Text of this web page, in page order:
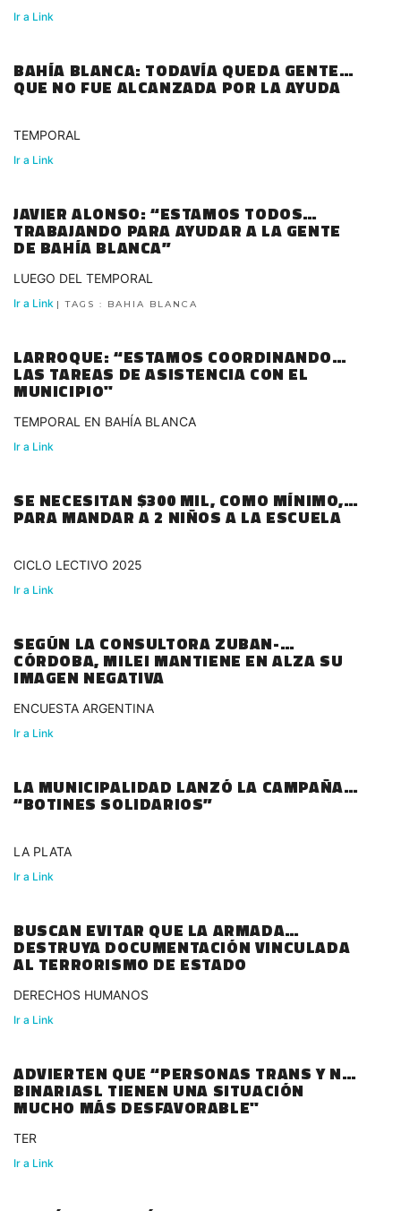
Ir a Link
BAHÍA BLANCA: TODAVÍA QUEDA GENTE
QUE NO FUE ALCANZADA POR LA AYUDA
TEMPORAL
Ir a Link
JAVIER ALONSO: “ESTAMOS TODOS
TRABAJANDO PARA AYUDAR A LA GENTE
DE BAHÍA BLANCA”
LUEGO DEL TEMPORAL
Ir a Link | TAGS : BAHIA BLANCA
LARROQUE: “ESTAMOS COORDINANDO
LAS TAREAS DE ASISTENCIA CON EL
MUNICIPIO"
TEMPORAL EN BAHÍA BLANCA
Ir a Link
SE NECESITAN $300 MIL, COMO MÍNIMO,
PARA MANDAR A 2 NIÑOS A LA ESCUELA
CICLO LECTIVO 2025
Ir a Link
SEGÚN LA CONSULTORA ZUBAN-
CÓRDOBA, MILEI MANTIENE EN ALZA SU
IMAGEN NEGATIVA
ENCUESTA ARGENTINA
Ir a Link
LA MUNICIPALIDAD LANZÓ LA CAMPAÑA
“BOTINES SOLIDARIOS”
LA PLATA
Ir a Link
BUSCAN EVITAR QUE LA ARMADA
DESTRUYA DOCUMENTACIÓN VINCULADA
AL TERRORISMO DE ESTADO
DERECHOS HUMANOS
Ir a Link
ADVIERTEN QUE “PERSONAS TRANS Y NO
BINARIASL TIENEN UNA SITUACIÓN
MUCHO MÁS DESFAVORABLE"
TER
Ir a Link